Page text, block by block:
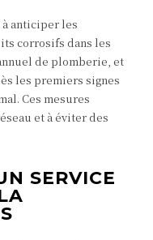
anticiper les
corrosifs dans les
de plomberie, et
les premiers signes
Ces mesures
et à éviter des
SERVICE